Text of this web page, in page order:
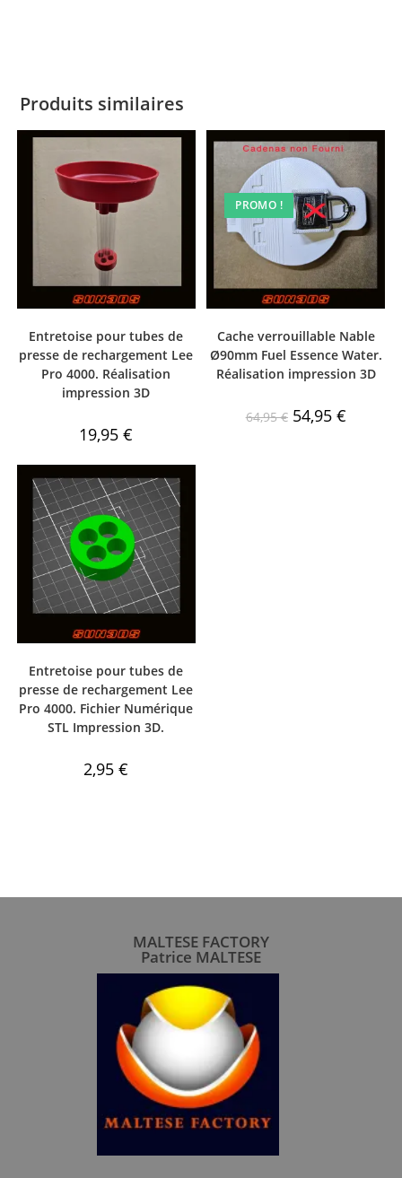
Produits similaires
Entretoise pour tubes de
presse de rechargement Lee
Pro 4000. Réalisation
impression 3D
19,95€
PROMO !
Cache verrouillable Nable
Ø90mm Fuel Essence Water.
Réalisation impression 3D
64,95€ 54,95 €
Entretoise pour tubes de
presse de rechargement Lee
Pro 4000. Fichier Numérique
STL Impression 3D.
2,95€
MALTESE FACTORY
Patrice MALTESE